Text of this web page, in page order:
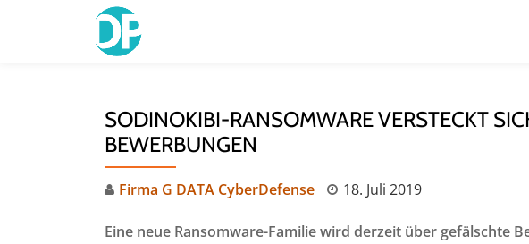
SODINOKIBI-RANSOMWARE VERSTECKT
BEWERBUNGEN
Firma G DATA CyberDefense 18. Juli 2019
Eine neue Ransomware-Familie wird derzeit über gefälschte